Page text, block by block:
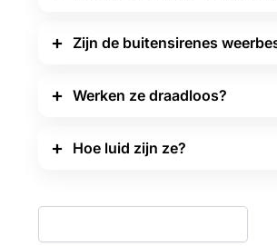
Zijn de buitensirenes
Werken ze draadloos?
Hoe luid zijn ze?